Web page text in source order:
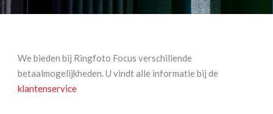
We bieden bij Ringfoto Focus verschillende
betaalmogelijkheden. U vindt alle informatie bij de
klantenservice